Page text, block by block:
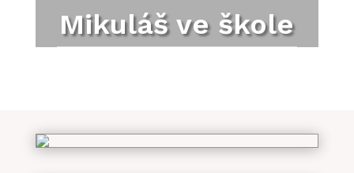
Mikuláš ve škole